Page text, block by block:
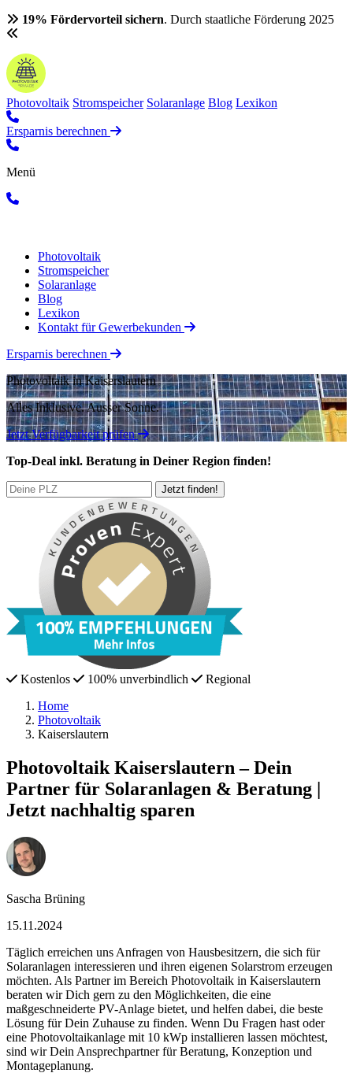
19% Fördervorteil sichern. Durch staatliche Förderung 2025
Photovoltaik Stromspeicher Solaranlage Blog Lexikon
Ersparnis berechnen
Menü
Photovoltaik
Stromspeicher
Solaranlage
Blog
Lexikon
Kontakt für Gewerbekunden
Ersparnis berechnen
Photovoltaik in Kaiserslautern
Alles Inklusive.Ausser Sonne.
Jetzt Verfügbarkeit prüfen
Top-Deal inkl. Beratung in Deiner Region finden!
Kostenlos 100% unverbindlich
Regional
Home
Photovoltaik
Kaiserslautern
Photovoltaik Kaiserslautern – Dein
Partner für Solaranlagen & Beratung |
Jetzt nachhaltig sparen
Sascha Brüning
15.11.2024
Täglich erreichen uns Anfragen von Hausbesitzern, die sich für
Solaranlagen interessieren und ihren eigenen Solarstrom erzeugen
möchten. Als Partner im Bereich Photovoltaik in Kaiserslautern
beraten wir Dich gern zu den Möglichkeiten, die eine
maßgeschneiderte PV-Anlage bietet, und helfen dabei, die beste
Lösung für Dein Zuhause zu finden. Wenn Du Fragen hast oder
eine Photovoltaikanlage mit 10 kWp installieren lassen möchtest,
sind wir Dein Ansprechpartner für Beratung, Konzeption und
Montageplanung.